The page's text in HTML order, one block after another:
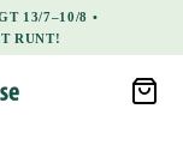
13/7–10/8 •
RUNT!